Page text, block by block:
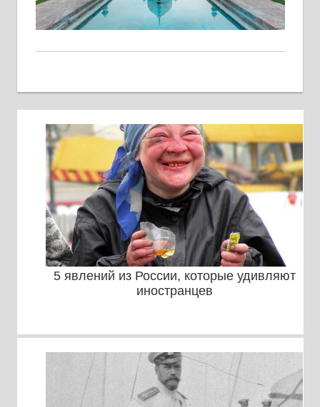
5 явлений из России, которые удивляют
иностранцев